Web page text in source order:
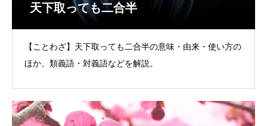
天下取っても二合半
【ことわざ】天下取っても二合半の意味・由来・使い方の
ほか、類義語・対義語などを解説。